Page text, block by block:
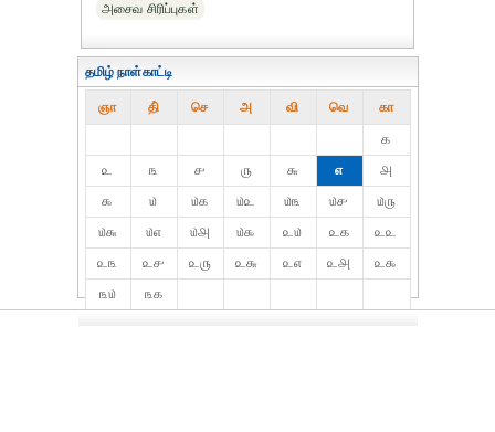
அசைவ சிரிப்புகள்
தமிழ் நாள்காட்டி
ஞா தி் செ அ வி வெ கா
௧
௨
௩ ௪ ௫ ௬ ௭
௮
௯
௰ ௰௧ ௰௨ ௰௩ ௰௪
௰௫
௰௬
௰௭ ௰௮ ௰௯ ௨௰ ௨௧
௨௨
௨௩
௨௪ ௨௫ ௨௬ ௨௭ ௨௮
௨௯
௩௰
௩௧